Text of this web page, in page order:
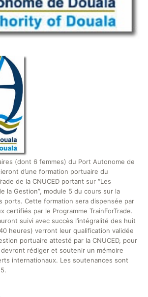
(dont 6 femmes) du Port Autonome de
d’une formation portuaire du
de la CNUCED portant sur “Les
la Gestion”, module 5 du cours sur la
ports. Cette formation sera dispensée par
certifiés par le Programme TrainForTrade.
suivi avec succès l’intégralité des huit
heures) verront leur qualification validée
portuaire attesté par la CNUCED, pour
devront rédiger et soutenir un mémoire
internationaux. Les soutenances sont